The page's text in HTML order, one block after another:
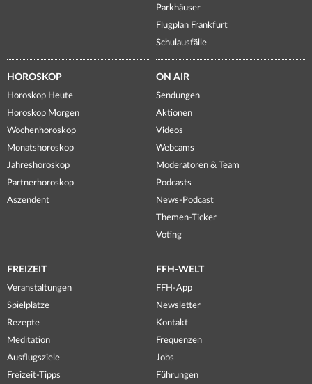
Parkhäuser
Flugplan Frankfurt
Schulausfälle
HOROSKOP
Horoskop Heute
Horoskop Morgen
Wochenhoroskop
Monatshoroskop
Jahreshoroskop
Partnerhoroskop
Aszendent
ON AIR
Sendungen
Aktionen
Videos
Webcams
Moderatoren & Team
Podcasts
News-Podcast
Themen-Ticker
Voting
FREIZEIT
Veranstaltungen
Spielplätze
Rezepte
Meditation
Ausflugsziele
Freizeit-Tipps
FFH-WELT
FFH-App
Newsletter
Kontakt
Frequenzen
Jobs
Führungen